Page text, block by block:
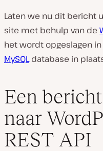
Laten we nu dit bericht
site met behulp van de
het wordt opgeslagen
MySQLdatabase in
Een
naar
REST API